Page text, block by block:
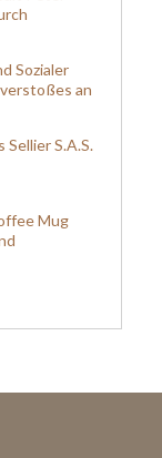
Sozialer
an
S.A.S.
Mug